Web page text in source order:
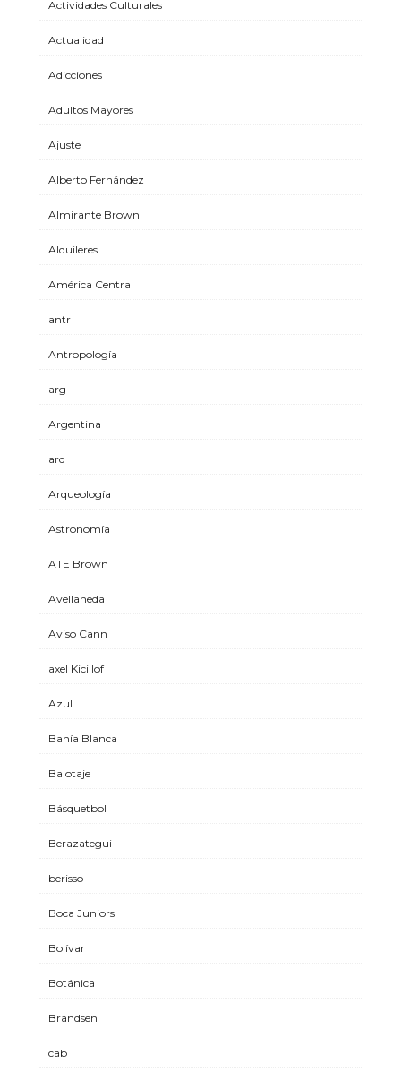
Actividades Culturales
Actualidad
Adicciones
Adultos Mayores
Ajuste
Alberto Fernández
Almirante Brown
Alquileres
América Central
antr
Antropología
arg
Argentina
arq
Arqueología
Astronomía
ATE Brown
Avellaneda
Aviso Cann
axel Kicillof
Azul
Bahía Blanca
Balotaje
Básquetbol
Berazategui
berisso
Boca Juniors
Bolívar
Botánica
Brandsen
cab